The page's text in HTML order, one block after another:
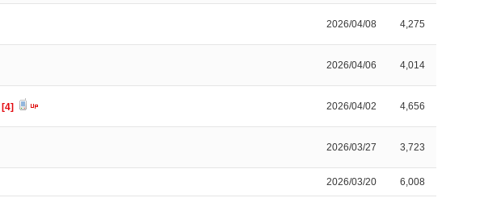
2026/04/08 4,275
2026/04/06 4,014
[4] 2026/04/02 4,656
2026/03/27 3,723
2026/03/20 6,008